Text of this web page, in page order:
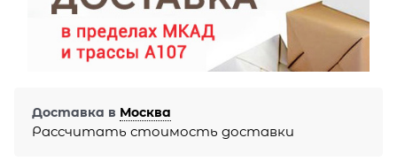
Доставка в Москва
Рассчитать стоимость доставки